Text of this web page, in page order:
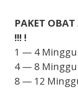
PAKET
!!! !
1 — 4
4 — 8
8 — 12